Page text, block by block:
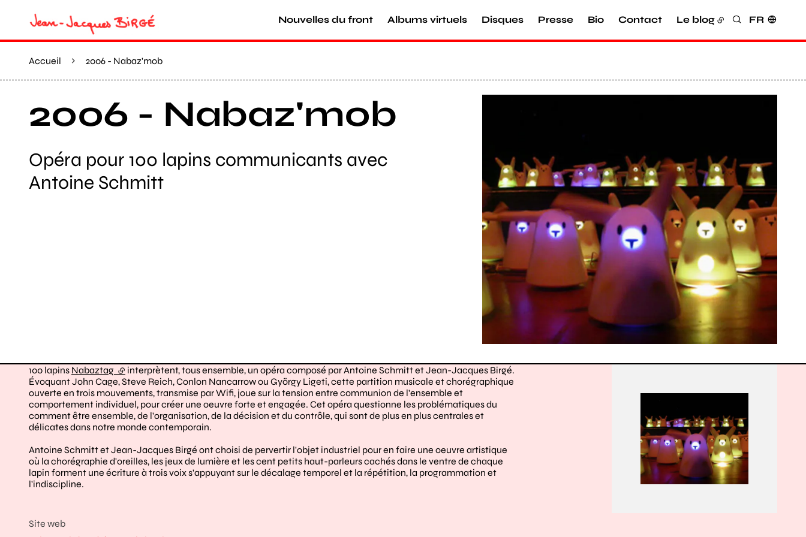
Nouvelles du front Albums virtuels Disques Presse Bio Contact Le blog Rechercher
FR
Accueil 2006 - Nabaz'mob
2006 - Nabaz'mob
Opéra pour 100 lapins communicants avec
Antoine Schmitt
100 lapins Nabaztag (lien externe)
interprètent, tous ensemble, un opéra composé par Antoine Schmitt et Jean-Jacques Birgé.
Évoquant John Cage, Steve Reich, Conlon Nancarrow ou György Ligeti, cette partition musicale et chorégraphique
ouverte en trois mouvements, transmise par Wifi, joue sur la tension entre communion de l'ensemble et
comportement individuel, pour créer une oeuvre forte et engagée. Cet opéra questionne les problématiques du
comment être ensemble, de l'organisation, de la décision et du contrôle, qui sont de plus en plus centrales et
délicates dans notre monde contemporain.
Antoine Schmitt et Jean-Jacques Birgé ont choisi de pervertir l'objet industriel pour en faire une oeuvre artistique
où la chorégraphie d'oreilles, les jeux de lumière et les cent petits haut-parleurs cachés dans le ventre de chaque
lapin forment une écriture à trois voix s'appuyant sur le décalage temporel et la répétition, la programmation et
l'indiscipline.
Site web